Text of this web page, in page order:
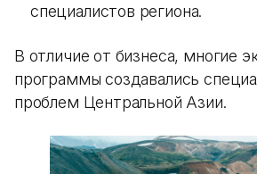
специалистов региона.
В отличие от бизнеса, многие
программы создавались
проблем Центральной Азии.